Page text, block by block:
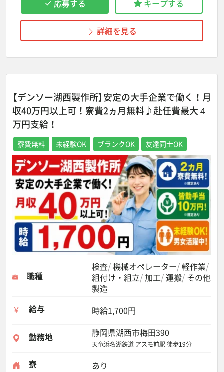
応募する キープする
詳細を見る
【デンソー湖西製作所】安定の大手企業で働く！月
収40万円以上可！寮費2ヵ月無料♪赴任費最大４
万円支給！
寮費無料 未経験OK ブランクOK 友達同士OK
職種
検査 機械オペレーター 軽作業
組付け・組立 加工 運搬 その他
製造
給与
時給1,700円
勤務地 静岡県湖西市梅田390
天竜浜名湖鉄道 アスモ前駅 徒歩19分
寮 あり